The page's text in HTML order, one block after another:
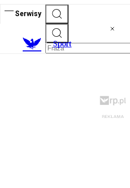
Serwisy
Sport